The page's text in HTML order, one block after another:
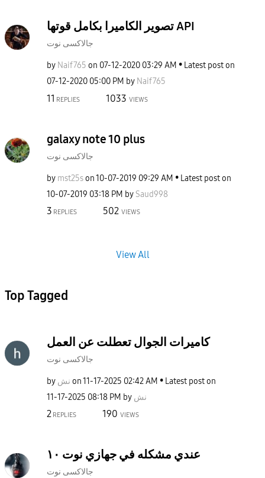
تصوير الكاميرا بكامل قوتها API
جالاكسى نوت
by Naif765 on ‎07-12-2020 03:29 AM
Latest post on
‎07-12-2020 05:00 PM by Naif765
11 REPLIES 1033 VIEWS
galaxy note 10 plus
جالاكسى نوت
by mst25son‎10-07-2019 09:29 AM
Latest post on
‎10-07-2019 03:18 PM by Saud998
3 REPLIES 502 VIEWS
View All
Top Tagged
كاميرات الجوال تعطلت عن العمل
جالاكسى نوت
by نش on‎11-17-2025 02:42 AM
Latest post on
‎11-17-2025 08:18 PM by نش
2 REPLIES 190 VIEWS
عندي مشكله في جهازي نوت ١٠
جالاكسى نوت